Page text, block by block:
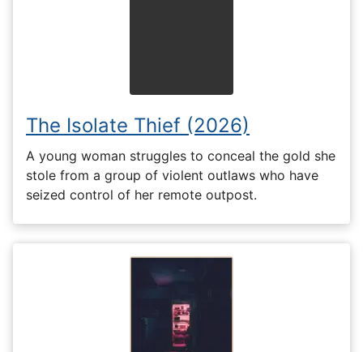
The Isolate Thief (2026)
A young woman struggles to conceal the gold she
stole from a group of violent outlaws who have
seized control of her remote outpost.